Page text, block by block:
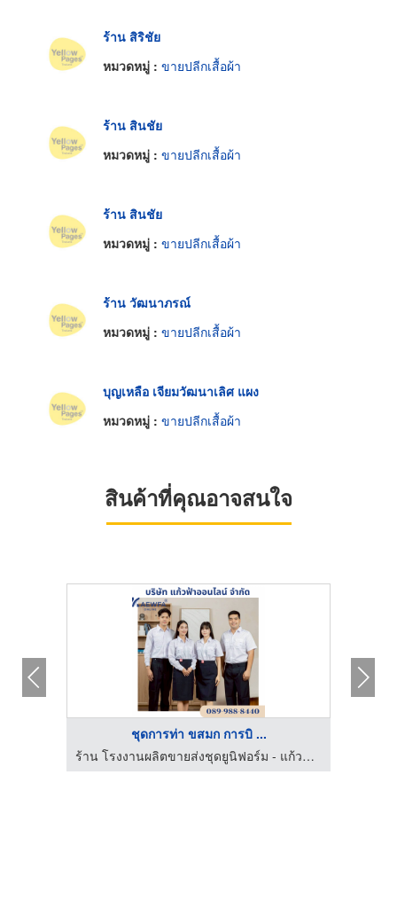
ร้าน สิริชัย
หมวดหมู่ : ขายปลีกเสื้อผ้า
ร้าน สินชัย
หมวดหมู่ : ขายปลีกเสื้อผ้า
ร้าน สินชัย
หมวดหมู่ : ขายปลีกเสื้อผ้า
ร้าน วัฒนาภรณ์
หมวดหมู่ : ขายปลีกเสื้อผ้า
บุญเหลือ เจียมวัฒนาเลิศ แผง
หมวดหมู่ : ขายปลีกเสื้อผ้า
สินค้าที่คุณอาจสนใจ
ชุดการท่า ขสมก การบิ ...
ร้าน โรงงานผลิตขายส่งชุดยูนิฟอร์ม - แก้วฟ้าออนไลน์ โบ๊เบ๊